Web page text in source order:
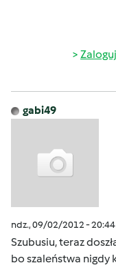
Zaloguj
gabi49
ndz., 09/02/2012 - 20:44
Szubusiu, teraz
bo szaleństwa nigdy